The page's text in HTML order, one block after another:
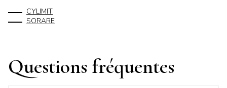
CYLIMIT
SORARE
Questions fréquentes